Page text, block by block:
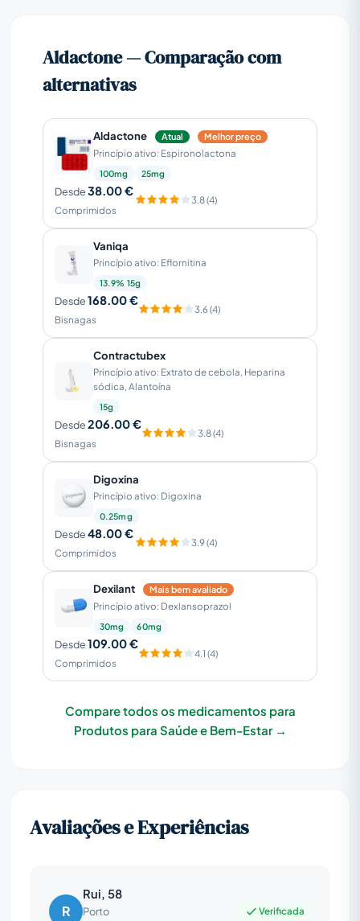
Aldactone — Comparação com
alternativas
Aldactone Atual Melhor preço
Princípio ativo: Espironolactona
100mg 25mg
Desde38.00 €
Comprimidos
3.8 (4)
Vaniqa
Princípio ativo: Eflornitina
13.9% 15g
Desde168.00 €
Bisnagas
3.6 (4)
Contractubex
Princípio ativo: Extrato de cebola, Heparina
sódica, Alantoína
15g
Desde206.00 €
Bisnagas
3.8 (4)
Digoxina
Princípio ativo: Digoxina
0.25mg
Desde48.00 €
Comprimidos
3.9 (4)
Dexilant Mais bem avaliado
Princípio ativo: Dexlansoprazol
30mg 60mg
Desde109.00 €
Comprimidos
4.1 (4)
Compare todos os medicamentos para
Produtos para Saúde e Bem-Estar →
Avaliações e Experiências
R
Rui, 58
Porto
Verificada